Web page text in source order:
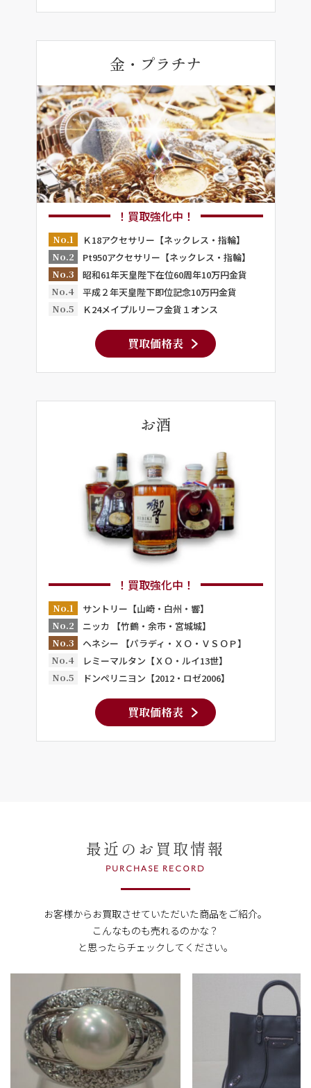
金・プラチナ
！買取強化中！
No.1
Ｋ18アクセサリー【ネックレス・指輪】
No.2
Pt950アクセサリー【ネックレス・指輪】
No.3
昭和61年天皇陛下在位60周年10万円金貨
No.4
平成２年天皇陛下即位記念10万円金貨
No.5
Ｋ24メイプルリーフ金貨１オンス
買取価格表
お酒
！買取強化中！
No.1
サントリー【山崎・白州・響】
No.2
ニッカ 【竹鶴・余市・宮城城】
No.3
ヘネシー 【パラディ・ＸＯ・ＶＳＯＰ】
No.4
レミーマルタン【ＸＯ・ルイ13世】
No.5
ドンペリニヨン【2012・ロゼ2006】
買取価格表
最近のお買取情報
PURCHASE RECORD
お客様からお買取させていただいた商品をご紹介。
こんなものも売れるのかな？
と思ったらチェックしてください。